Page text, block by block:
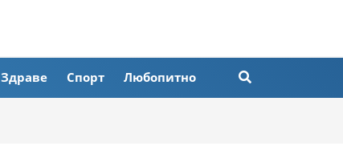
Здраве Спорт Любопитно